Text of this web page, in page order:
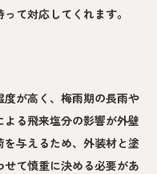
て対応してくれます。
が高く、梅雨期の長雨や
る飛来塩分の影響が外壁
与えるため、外装材と塗
て慎重に決める必要があ